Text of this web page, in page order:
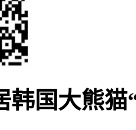
韩国大熊